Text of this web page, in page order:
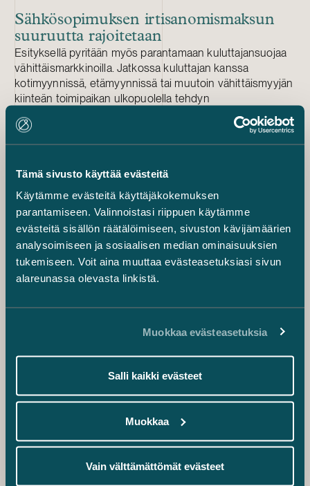
Tämä sivusto käyttää evästeitä
Käytämme evästeitä käyttäjäkokemuksen
parantamiseen. Valinnoistasi riippuen käytämme
evästeitä sisällön räätälöimiseen, sivuston kävijämäärien
analysoimiseen ja sosiaalisen median ominaisuuksien
tukemiseen. Voit aina muuttaa evästeasetuksiasi sivun
alareunassa olevasta linkistä.
Muokkaa evästeasetuksia
Salli kaikki evästeet
Muokkaa
Vain välttämättömät evästeet
Sähkösopimuksen irtisanomismaksun
suuruutta rajoitetaan
Esityksellä pyritään myös parantamaan kuluttajansuojaa
vähittäismarkkinoilla. Jatkossa kuluttajan kanssa
kotimyynnissä, etämyynnissä tai muutoin vähittäismyyjän
kiinteän toimipaikan ulkopuolella tehdyn
sähkönmyyntisopimuksen tulee lähtökohtaisesti alkaa
viimeistään kolmen kuukauden kuluessa sopimuksen
tekemisestä, eli tällä tavalla estetään hyvin pitkälle
Energiakriisin jälkimainingeissa määräaikaisten,
kiinteähintaisten sähkönmyyntisopimusten
irtisanomismaksut ja sopimussakot herättivät paljon
keskustelua. Nyt sähkönmyyntisopimuksen
irtisanomismaksuista on tarkoitus säätää lailla: hallituksen
esityksen mukaan irtisanomismaksun tulee olla
oikeasuhtainen, eikä se saa ylittää sopimuksen
irtisanomisesta vähittäismyyjälle aiheutuvaa suoraa
aggregaattorin kanssa tehtyä aggregointisopimusta.
Hallituksen esitys lähetettiin eilen eduskuntaan ja siellä
käsittely jatkuu. Sähkömarkkinalain muutosten on
yhteislaskutusta ja kuormanohjausta koskevat
säännökset tulisivat voimaan vasta syyskuun 2026
aikana, eli ehdotetut pykälät eivät välttämättä vastaa
voimaan tulevia muutoksia.